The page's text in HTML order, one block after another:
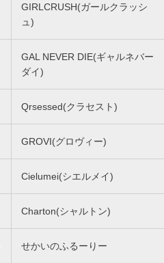
GIRLCRUSH(ガールクラッシ
ュ)
GAL NEVER DIE(ギャルネバー
ダイ)
Qrsessed(クラセスト)
GROVI(グロヴィー)
Cielumei(シエルメイ)
Charton(シャルトン)
せかいのふるーりー